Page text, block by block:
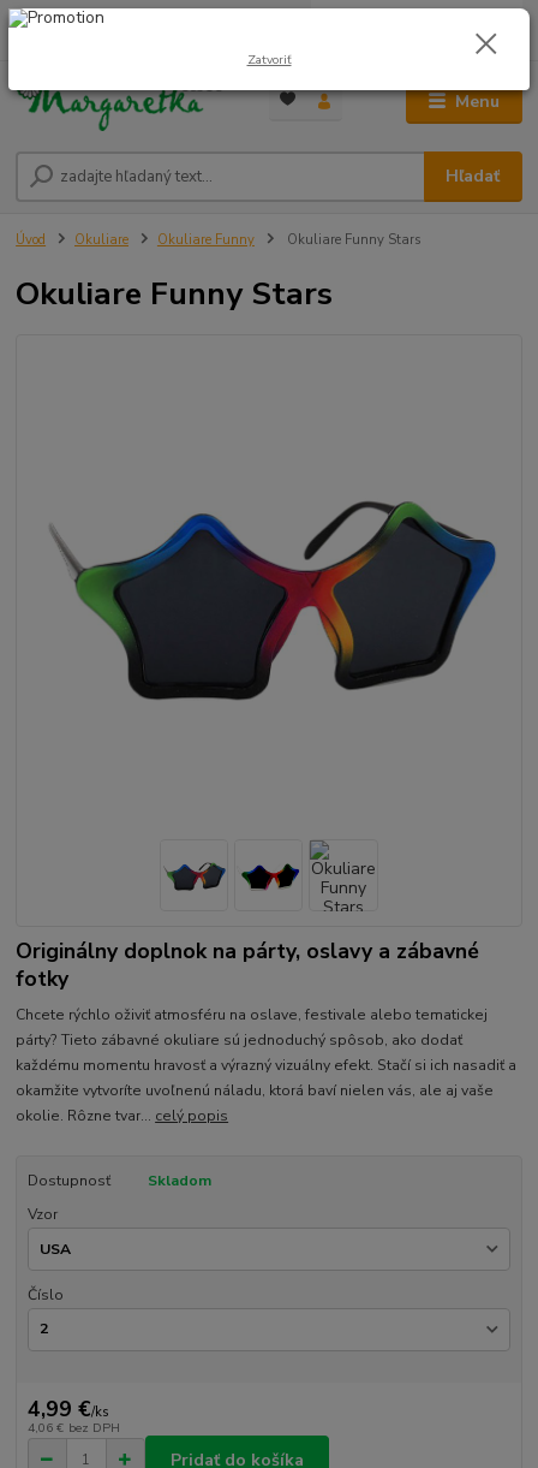
Menu
Hľadať
0948 236 042
0,00 €
Úvod Okuliare Okuliare Funny Okuliare Funny Stars
Okuliare Funny Stars
Originálny doplnok na párty, oslavy a zábavné
fotky
Chcete rýchlo oživiť atmosféru na oslave, festivale alebo tematickej
párty? Tieto zábavné okuliare sú jednoduchý spôsob, ako dodať
každému momentu hravosť a výrazný vizuálny efekt. Stačí si ich nasadiť a
okamžite vytvoríte uvoľnenú náladu, ktorá baví nielen vás, ale aj vaše
okolie. Rôzne tvar... celý popis
Dostupnosť
Skladom
Vzor
Číslo
4,99 €/ks
4,06 € bez DPH
Pridať do košíka
Zatvoriť